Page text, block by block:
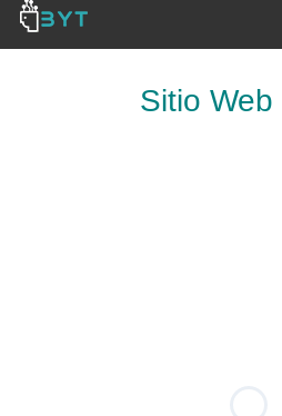
Sitio Web